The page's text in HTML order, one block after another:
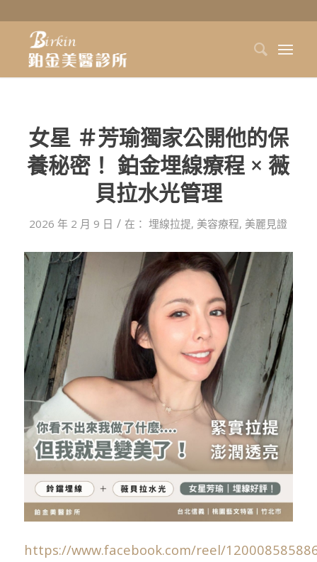
女星 ＃芳瑜獨家公開他的保
養秘密！ 鉑金埋線療程 × 薇
貝拉水光管理
2026 年 2 月 9 日 / 在：埋線拉提, 美容療程, 美麗見證
https://www.facebook.com/reel/